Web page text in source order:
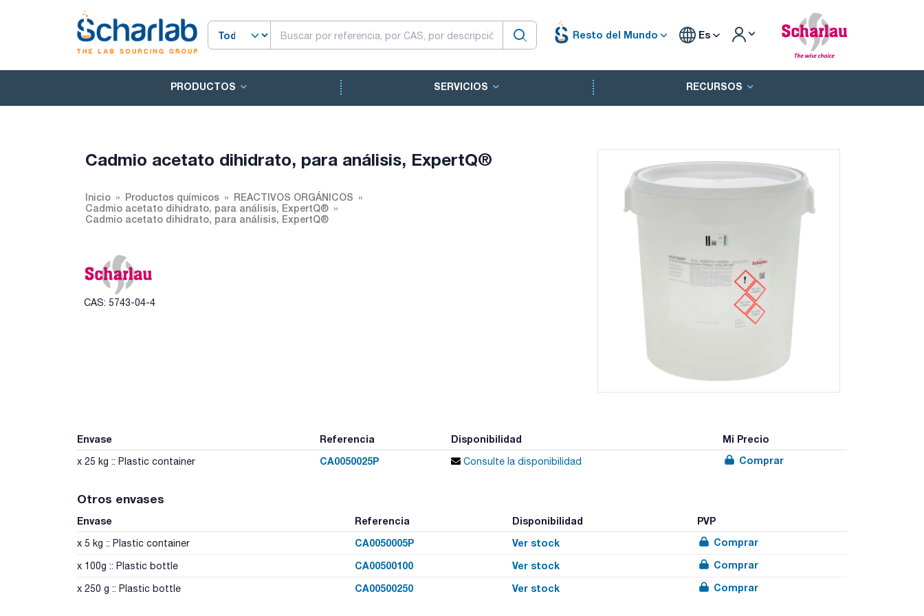
Resto del Mundo Es
PRODUCTOS SERVICIOS RECURSOS
Cadmio acetato dihidrato, para análisis, ExpertQ®
Inicio Productos químicos
REACTIVOS ORGÁNICOS
Cadmio acetato dihidrato, para análisis, ExpertQ®
Cadmio acetato dihidrato, para análisis, ExpertQ®
CAS: 5743-04-4
Envase Referencia Disponibilidad Mi Precio
x 25 kg :: Plastic container CA0050025P Consulte la disponibilidad Comprar
Otros envases
Envase Referencia Disponibilidad PVP
x 5 kg :: Plastic container CA0050005P Ver stock Comprar
x 100g :: Plastic bottle CA00500100 Ver stock Comprar
x 250 g :: Plastic bottle CA00500250 Ver stock Comprar